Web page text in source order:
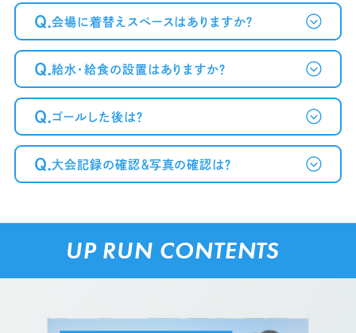
Q.会場に着替えスペースはありますか？
Q.給水・給食の設置はありますか？
Q.ゴールした後は？
Q.大会記録の確認＆写真の確認は？
UP RUN CONTENTS